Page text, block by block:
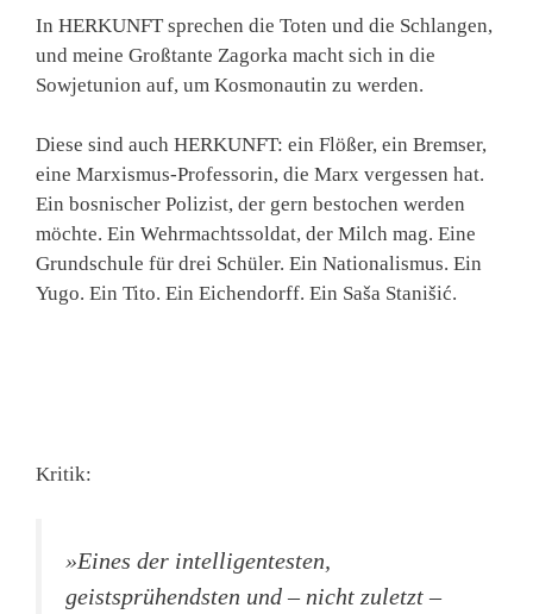
In HERKUNFT sprechen die Toten und die Schlangen,
und meine Großtante Zagorka macht sich in die
Sowjetunion auf, um Kosmonautin zu werden.
Diese sind auch HERKUNFT: ein Flößer, ein Bremser,
eine Marxismus-Professorin, die Marx vergessen hat.
Ein bosnischer Polizist, der gern bestochen werden
möchte. Ein Wehrmachtssoldat, der Milch mag. Eine
Grundschule für drei Schüler. Ein Nationalismus. Ein
Yugo. Ein Tito. Ein Eichendorff. Ein Saša Stanišić.
Kritik:
»Eines der intelligentesten,
geistsprühendsten und – nicht zuletzt –